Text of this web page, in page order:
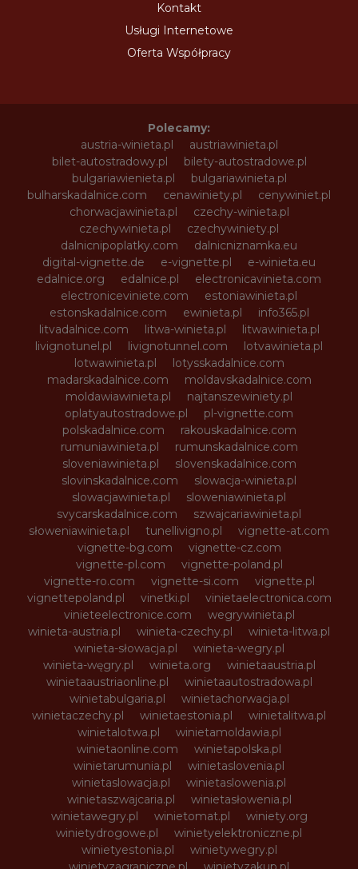
Kontakt
Usługi Internetowe
Oferta Współpracy
Polecamy:
austria-winieta.pl
austriawinieta.pl
bilet-autostradowy.pl
bilety-autostradowe.pl
bulgariawienieta.pl
bulgariawinieta.pl
bulharskadalnice.com
cenawiniety.pl
cenywiniet.pl
chorwacjawinieta.pl
czechy-winieta.pl
czechywinieta.pl
czechywiniety.pl
dalnicnipoplatky.com
dalnicniznamka.eu
digital-vignette.de
e-vignette.pl
e-winieta.eu
edalnice.org
edalnice.pl
electronicavinieta.com
electroniceviniete.com
estoniawinieta.pl
estonskadalnice.com
ewinieta.pl
info365.pl
litvadalnice.com
litwa-winieta.pl
litwawinieta.pl
livignotunel.pl
livignotunnel.com
lotvawinieta.pl
lotwawinieta.pl
lotysskadalnice.com
madarskadalnice.com
moldavskadalnice.com
moldawiawinieta.pl
najtanszewiniety.pl
oplatyautostradowe.pl
pl-vignette.com
polskadalnice.com
rakouskadalnice.com
rumuniawinieta.pl
rumunskadalnice.com
sloveniawinieta.pl
slovenskadalnice.com
slovinskadalnice.com
slowacja-winieta.pl
slowacjawinieta.pl
sloweniawinieta.pl
svycarskadalnice.com
szwajcariawinieta.pl
słoweniawinieta.pl
tunellivigno.pl
vignette-at.com
vignette-bg.com
vignette-cz.com
vignette-pl.com
vignette-poland.pl
vignette-ro.com
vignette-si.com
vignette.pl
vignettepoland.pl
vinetki.pl
vinietaelectronica.com
vinieteelectronice.com
wegrywinieta.pl
winieta-austria.pl
winieta-czechy.pl
winieta-litwa.pl
winieta-słowacja.pl
winieta-wegry.pl
winieta-węgry.pl
winieta.org
winietaaustria.pl
winietaaustriaonline.pl
winietaautostradowa.pl
winietabulgaria.pl
winietachorwacja.pl
winietaczechy.pl
winietaestonia.pl
winietalitwa.pl
winietalotwa.pl
winietamoldawia.pl
winietaonline.com
winietapolska.pl
winietarumunia.pl
winietaslovenia.pl
winietaslowacja.pl
winietaslowenia.pl
winietaszwajcaria.pl
winietasłowenia.pl
winietawegry.pl
winietomat.pl
winiety.org
winietydrogowe.pl
winietyelektroniczne.pl
winietyestonia.pl
winietywegry.pl